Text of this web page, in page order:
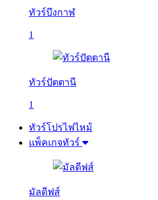
ทัวร์บึงกาฬ
1
ทัวร์ปัตตานี
1
ทัวร์โปรไฟไหม้
แพ็คเกจทัวร์
มัลดีฟส์